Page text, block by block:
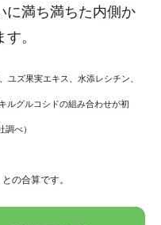
に満ち満ちた内側か
。
ズ果実エキス、水添レシチン、
ルグルコシドの組み合わせが初
べ）
の合算です。